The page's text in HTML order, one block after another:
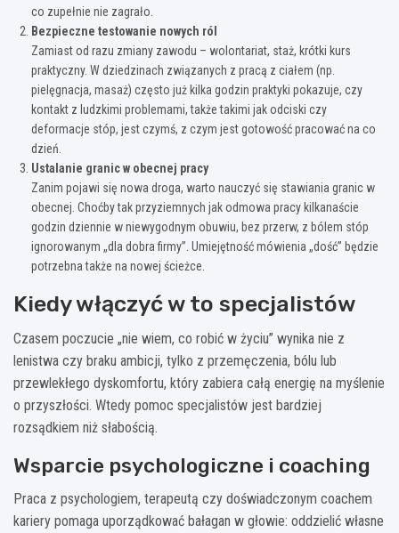
co zupełnie nie zagrało.
Bezpieczne testowanie nowych ról
Zamiast od razu zmiany zawodu – wolontariat, staż, krótki kurs
praktyczny. W dziedzinach związanych z pracą z ciałem (np.
pielęgnacja, masaż) często już kilka godzin praktyki pokazuje, czy
kontakt z ludzkimi problemami, także takimi jak odciski czy
deformacje stóp, jest czymś, z czym jest gotowość pracować na co
dzień.
Ustalanie granic w obecnej pracy
Zanim pojawi się nowa droga, warto nauczyć się stawiania granic w
obecnej. Choćby tak przyziemnych jak odmowa pracy kilkanaście
godzin dziennie w niewygodnym obuwiu, bez przerw, z bólem stóp
ignorowanym „dla dobra firmy”. Umiejętność mówienia „dość” będzie
potrzebna także na nowej ścieżce.
Kiedy włączyć w to specjalistów
Czasem poczucie „nie wiem, co robić w życiu” wynika nie z
lenistwa czy braku ambicji, tylko z przemęczenia, bólu lub
przewlekłego dyskomfortu, który zabiera całą energię na myślenie
o przyszłości. Wtedy pomoc specjalistów jest bardziej
rozsądkiem niż słabością.
Wsparcie psychologiczne i coaching
Praca z psychologiem, terapeutą czy doświadczonym coachem
kariery pomaga uporządkować bałagan w głowie: oddzielić własne